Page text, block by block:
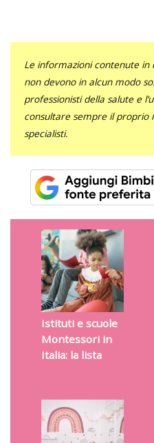
Le informazioni contenute in
non devono in alcun modo
professionisti della salute e
consultare sempre il proprio
specialisti.
Istituti e scuole
Montessori in
Italia: la lista